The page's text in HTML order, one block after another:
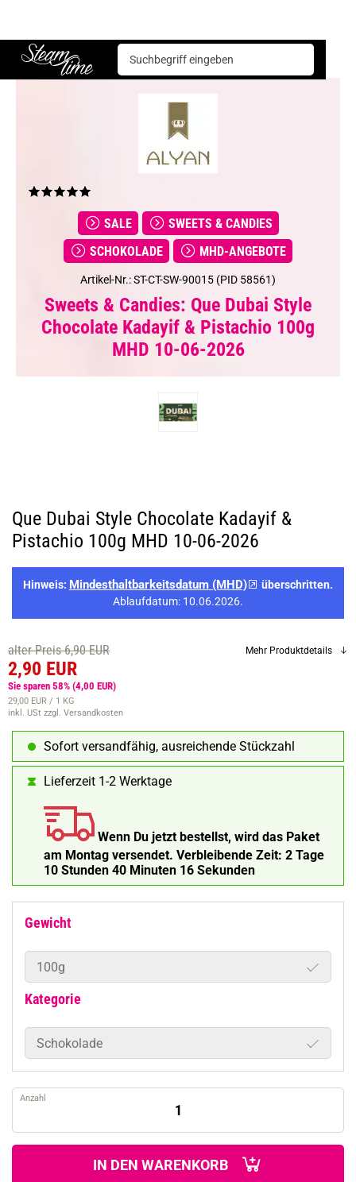
Steam time
Sweets & Candies Schokolade
SALE
SWEETS & CANDIES
SCHOKOLADE
MHD-ANGEBOTE
Artikel-Nr.: ST-CT-SW-90015 (PID 58561)
Sweets & Candies: Que Dubai Style
Chocolate Kadayif & Pistachio 100g
MHD 10-06-2026
Que Dubai Style Chocolate Kadayif &
Pistachio 100g MHD 10-06-2026
Hinweis: Mindesthaltbarkeitsdatum (MHD)
überschritten.
Ablaufdatum: 10.06.2026.
alter Preis 6,90 EUR
2,90 EUR
Sie sparen 58% (4,00 EUR)
29,00 EUR / 1 KG
inkl. USt zzgl. Versandkosten
Mehr Produktdetails
Sofort versandfähig, ausreichende Stückzahl
Lieferzeit 1-2 Werktage
Wenn Du jetzt bestellst, wird das Paket
am Montag versendet. Verbleibende Zeit: 2 Tage
10 Stunden 40 Minuten 15 Sekunden
Gewicht
100g
Kategorie
Schokolade
Anzahl
IN DEN WARENKORB